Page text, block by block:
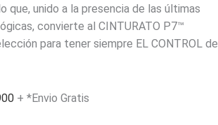
que, unido a la presencia de las últimas
convierte al CINTURATO P7™
para tener siempre EL CONTROL de
El+ *Envio Gratis